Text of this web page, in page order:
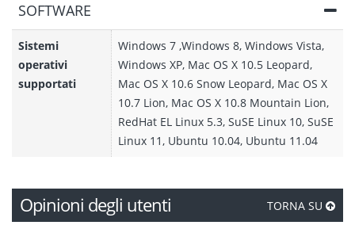
SOFTWARE
Sistemi
operativi
supportati
Windows 7 ,Windows 8, Windows Vista,
Windows XP, Mac OS X 10.5 Leopard,
Mac OS X 10.6 Snow Leopard, Mac OS X
10.7 Lion, Mac OS X 10.8 Mountain Lion,
RedHat EL Linux 5.3, SuSE Linux 10, SuSE
Linux 11, Ubuntu 10.04, Ubuntu 11.04
Opinioni degli utenti TORNA SU